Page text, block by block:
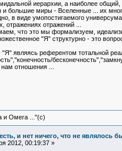
иерархии, а наиболее
большие миры - Вселенные ... их
в виде умопостигаемого
отражениях отражений ...
что это мы формализуем,
"Я" структурно - это
являясь референтом тотальной
отношения ...
и Омега ..."(с)
и нет ничего, что не являлось
2012, 00:19:37 »